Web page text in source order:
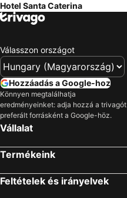
Hotel Santa Caterina
Válasszon országot
Hozzáadás a Google-hoz
Könnyen megtalálhatja
eredményeinket: adja hozzá a trivagót
preferált forrásként a Google-höz.
Vállalat
Termékeink
Feltételek és irányelvek